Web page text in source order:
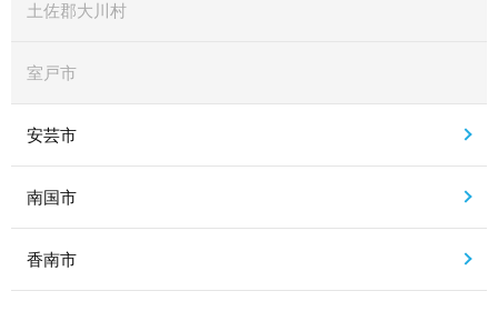
土佐郡大川村
室戸市
安芸市
南国市
香南市